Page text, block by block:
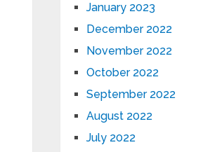
January 2023
December 2022
November 2022
October 2022
September 2022
August 2022
July 2022